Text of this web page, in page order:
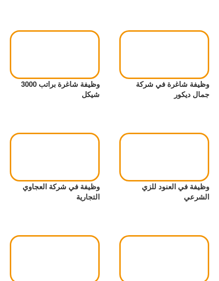
وظيفة شاغرة في شركة
جمال ديكور
وظيفة شاغرة براتب 3000
شيكل
وظيفة في العنود للزي
الشرعي
وظيفة في شركة العجاوي
التجارية